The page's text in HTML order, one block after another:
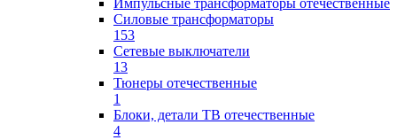
Силовые трансформаторы
153
Сетевые выключатели
13
Тюнеры отечественные
1
Блоки, детали ТВ отечественные
4